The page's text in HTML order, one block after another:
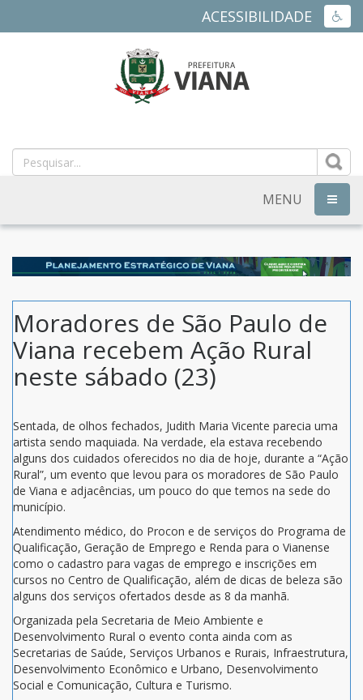
ACESSIBILIDADE
MUNICIPAL
DE
VIANA
ES
MENU
Moradores de São Paulo de
Viana recebem Ação Rural
neste sábado (23)
Sentada, de olhos fechados, Judith Maria Vicente parecia uma
artista sendo maquiada. Na verdade, ela estava recebendo
alguns dos cuidados oferecidos no dia de hoje, durante a “Ação
Rural”, um evento que levou para os moradores de São Paulo
de Viana e adjacências, um pouco do que temos na sede do
município.
Atendimento médico, do Procon e de serviços do Programa de
Qualificação, Geração de Emprego e Renda para o Vianense
como o cadastro para vagas de emprego e inscrições em
cursos no Centro de Qualificação, além de dicas de beleza são
alguns dos serviços ofertados desde as 8 da manhã.
Organizada pela Secretaria de Meio Ambiente e
Desenvolvimento Rural o evento conta ainda com as
Secretarias de Saúde, Serviços Urbanos e Rurais, Infraestrutura,
Desenvolvimento Econômico e Urbano, Desenvolvimento
Social e Comunicação, Cultura e Turismo.